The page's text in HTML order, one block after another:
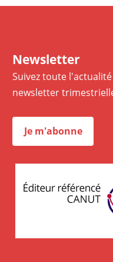
Newsletter
Suivez toute
newsletter
Je m'abonne